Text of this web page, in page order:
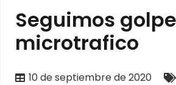
Seguimos
microtrafico
10 de septiembre de 2020